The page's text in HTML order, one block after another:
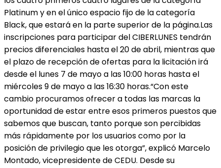
Platinum y en el único espacio fijo de la categoría
Black, que estará en la parte superior de la página.Las
inscripciones para participar del CIBERLUNES tendrán
precios diferenciales hasta el 20 de abril, mientras que
el plazo de recepción de ofertas para la licitación irá
desde el lunes 7 de mayo a las 10:00 horas hasta el
miércoles 9 de mayo a las 16:30 horas.“Con este
cambio procuramos ofrecer a todas las marcas la
oportunidad de estar entre esos primeros puestos que
sabemos que buscan, tanto porque son percibidas
más rápidamente por los usuarios como por la
posición de privilegio que les otorga”, explicó Marcelo
Montado, vicepresidente de CEDU. Desde su